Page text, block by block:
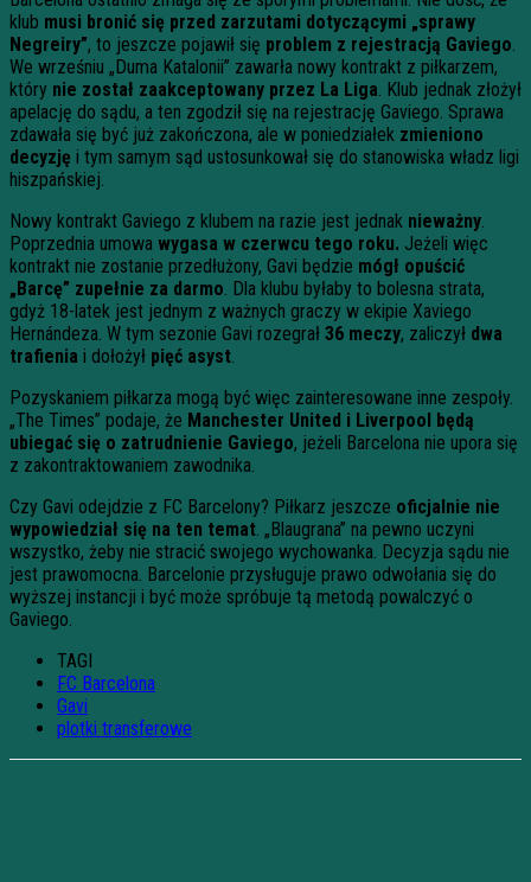
klub musi bronić się przed zarzutami dotyczącymi „sprawy
Negreiry”, to jeszcze pojawił się problem z rejestracją Gaviego.
We wrześniu „Duma Katalonii” zawarła nowy kontrakt z piłkarzem,
który nie został zaakceptowany przez La Liga. Klub jednak złożył
apelację do sądu, a ten zgodził się na rejestrację Gaviego. Sprawa
zdawała się być już zakończona, ale w poniedziałek zmieniono
decyzję i tym samym sąd ustosunkował się do stanowiska władz ligi
hiszpańskiej.
Nowy kontrakt Gaviego z klubem na razie jest jednak nieważny.
Poprzednia umowa wygasa w czerwcu tego roku. Jeżeli więc
kontrakt nie zostanie przedłużony, Gavi będzie mógł opuścić
„Barcę” zupełnie za darmo. Dla klubu byłaby to bolesna strata,
gdyż 18-latek jest jednym z ważnych graczy w ekipie Xaviego
Hernándeza. W tym sezonie Gavi rozegrał 36 meczy, zaliczył dwa
trafienia i dołożył pięć asyst.
Pozyskaniem piłkarza mogą być więc zainteresowane inne zespoły.
„The Times” podaje, że Manchester United i Liverpool będą
ubiegać się o zatrudnienie Gaviego, jeżeli Barcelona nie upora się
z zakontraktowaniem zawodnika.
Czy Gavi odejdzie z FC Barcelony? Piłkarz jeszcze oficjalnie nie
wypowiedział się na ten temat. „Blaugrana” na pewno uczyni
wszystko, żeby nie stracić swojego wychowanka. Decyzja sądu nie
jest prawomocna. Barcelonie przysługuje prawo odwołania się do
wyższej instancji i być może spróbuje tą metodą powalczyć o
Gaviego.
TAGI
FC Barcelona
Gavi
plotki transferowe